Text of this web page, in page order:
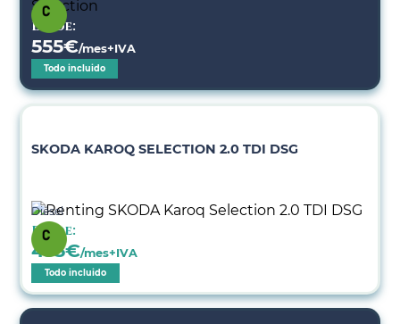
Desde:
555€/mes+IVA
Todo incluido
SKODA KAROQ SELECTION 2.0 TDI DSG
Diésel
Desde:
455€/mes+IVA
Todo incluido